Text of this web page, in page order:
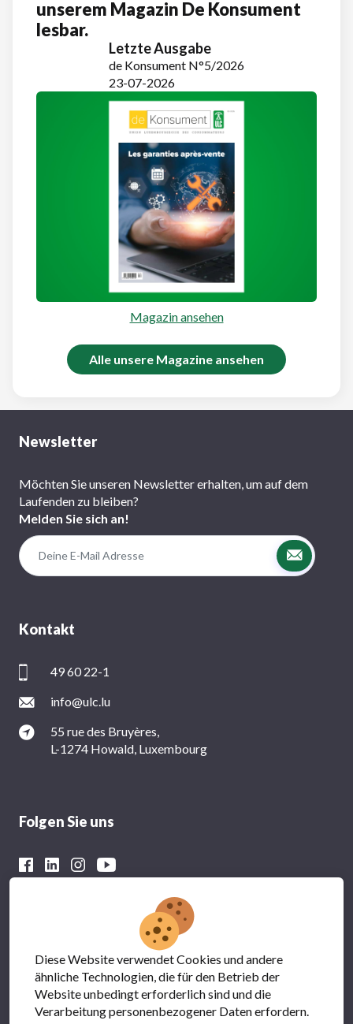
unserem Magazin De Konsument
lesbar.
Letzte Ausgabe
de Konsument N°5/2026
23-07-2026
Magazin ansehen
Alle unsere Magazine ansehen
Newsletter
Möchten Sie unseren Newsletter erhalten, um auf dem
Laufenden zu bleiben?
Melden Sie sich an!
Kontakt
49 60 22-1
info@ulc.lu
55 rue des Bruyères,
L-1274 Howald, Luxembourg
Folgen Sie uns
Mit der finanziellen Unterstützung von
Diese Website verwendet Cookies und andere
ähnliche Technologien, die für den Betrieb der
Website unbedingt erforderlich sind und die
Verarbeitung personenbezogener Daten erfordern.